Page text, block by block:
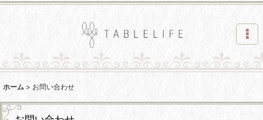
ホーム > お問い合わせ